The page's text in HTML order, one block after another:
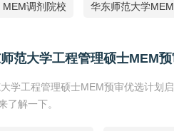
MEM调剂院校 华东师范大学MEM
范大学工程管理硕士MEM
学工程管理硕士MEM预审优选计划
了解一下。